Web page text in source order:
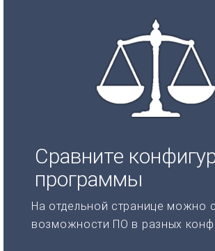
Сравните
программы
На отдельной странице можно
возможности ПО в разных